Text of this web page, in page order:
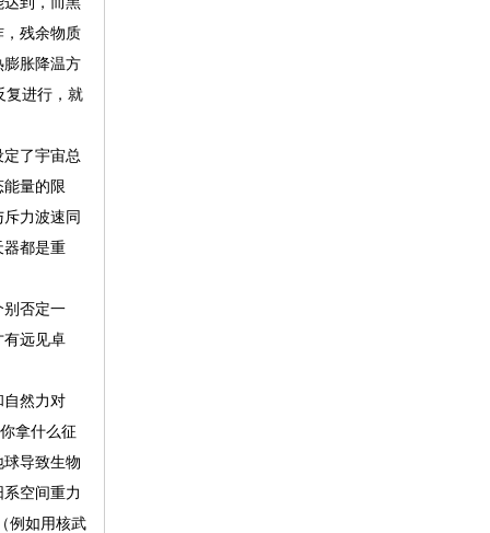
残余物质
胀降温方
复进行，就
了宇宙总
量的限
力波速同
都是重
否定一
远见卓
然力对
拿什么征
导致生物
空间重力
例如用核武